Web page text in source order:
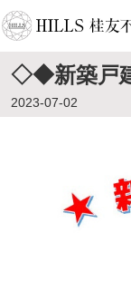
◇◆新築戸
2023-07-02